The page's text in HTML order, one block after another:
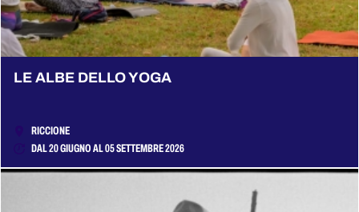
LE ALBE DELLO YOGA
RICCIONE
DAL 20 GIUGNO AL 05 SETTEMBRE 2026